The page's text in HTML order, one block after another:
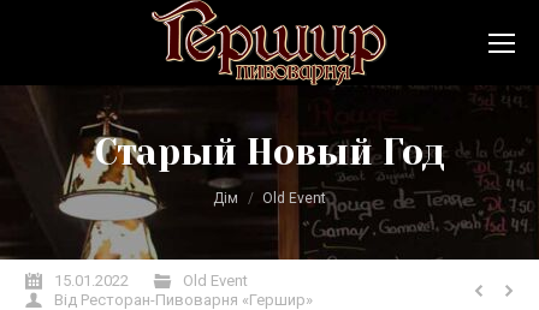
Старый Новый Год
Ви тут: Дім Old Event
15.01.2022
Old Event
Від Ресторан-Пивоварня «Гершир»